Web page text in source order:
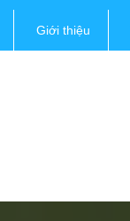
Giới thiệu